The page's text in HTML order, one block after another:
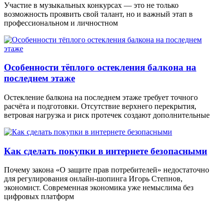
Участие в музыкальных конкурсах — это не только
возможность проявить свой талант, но и важный этап в
профессиональном и личностном
Особенности тёплого остекления балкона на
последнем этаже
Остекление балкона на последнем этаже требует точного
расчёта и подготовки. Отсутствие верхнего перекрытия,
ветровая нагрузка и риск протечек создают дополнительные
Как сделать покупки в интернете безопасными
Почему закона «О защите прав потребителей» недостаточно
для регулирования онлайн-шопинга Игорь Степнов,
экономист. Современная экономика уже немыслима без
цифровых платформ